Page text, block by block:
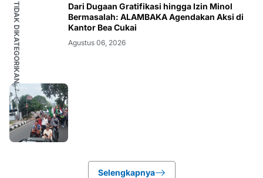
TIDAK DIKATEGORIKAN
Dari Dugaan Gratifikasi hingga Izin Minol
Bermasalah: ALAMBAKA Agendakan Aksi di
Kantor Bea Cukai
Agustus 06, 2026
Selengkapnya